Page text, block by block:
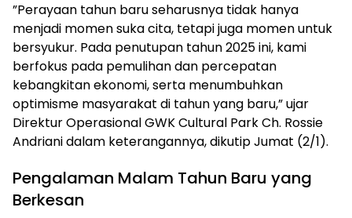
”Perayaan tahun baru seharusnya tidak hanya
menjadi momen suka cita, tetapi juga momen untuk
bersyukur. Pada penutupan tahun 2025 ini, kami
berfokus pada pemulihan dan percepatan
kebangkitan ekonomi, serta menumbuhkan
optimisme masyarakat di tahun yang baru,” ujar
Direktur Operasional GWK Cultural Park Ch. Rossie
Andriani dalam keterangannya, dikutip Jumat (2/1).
Pengalaman Malam Tahun Baru yang
Berkesan